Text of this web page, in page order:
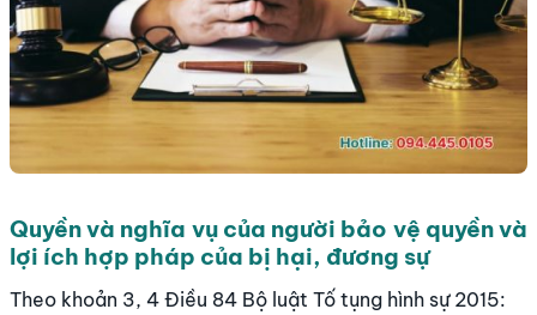
Quyền và nghĩa vụ của người bảo vệ quyền và
lợi ích hợp pháp của bị hại, đương sự
Theo khoản 3, 4 Điều 84 Bộ luật Tố tụng hình sự 2015: